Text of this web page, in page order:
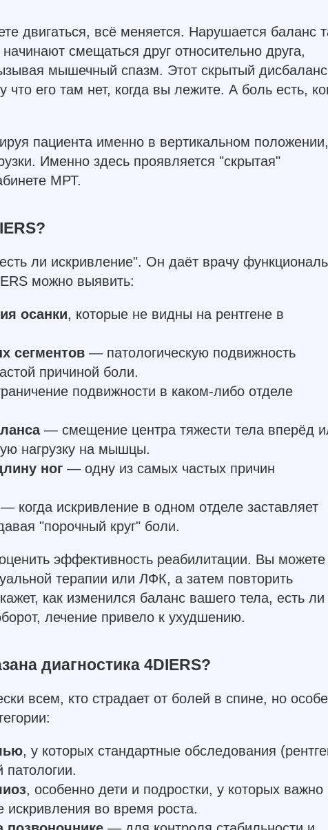
двигаться, всё меняется. Нарушается баланс
смещаться друг относительно друга,
мышечный спазм. Этот скрытый
его там нет, когда вы лежите. А боль есть,
пациента именно в вертикальном
Именно здесь проявляется "скрытая"
МРТ.
ли искривление". Он даёт врачу
можно выявить:
осанки, которые не видны на рентгене в
сегментов — патологическую подвижность
причиной боли.
подвижности в каком-либо отделе
— смещение центра тяжести тела вперёд
нагрузку на мышцы.
ног — одну из самых частых причин
— когда искривление в одном отделе заставляет
"порочный круг" боли.
эффективность реабилитации. Вы можете
терапии или ЛФК, а затем повторить
как изменился баланс вашего тела, есть ли
лечение привело к ухудшению.
диагностика 4DIERS?
всем, кто страдает от болей в спине, но
, у которых стандартные обследования
, особенно дети и подростки, у которых важно
искривления во время роста.